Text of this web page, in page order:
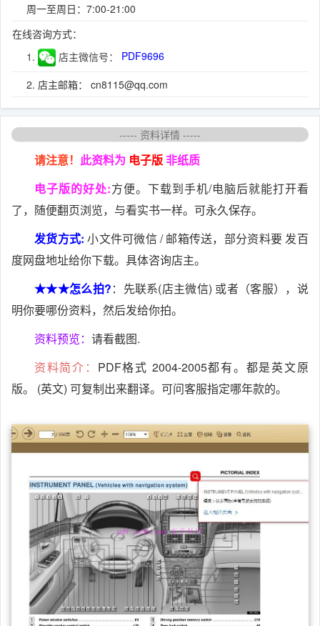
周一至周日：7:00-21:00
在线咨询方式：
1.
店主微信号：
PDF9696
2. 店主邮箱： cn8115@qq.com
----- 资料详情 -----
请注意！ 此资料为 电子版非纸质
电子版的好处:方便。下载到手机/电脑后就能打开看
了，随便翻页浏览，与看实书一样。可永久保存。
发货方式: 小文件可微信 / 邮箱传送，部分资料要 发百
度网盘地址给你下载。具体咨询店主。
★★★怎么拍?：先联系(店主微信) 或者（客服），说
明你要哪份资料，然后发给你拍。
资料预览： 请看截图.
资料简介： PDF格式 2004-2005都有。都是英文原
版。 (英文) 可复制出来翻译。可问客服指定哪年款的。